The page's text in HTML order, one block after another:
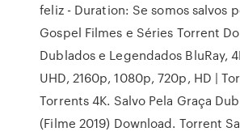
feliz - Duration: Se somos salvos
Gospel Filmes e Séries Torrent
Dublados e Legendados BluRay,
UHD, 2160p, 1080p, 720p, HD |
Torrents 4K. Salvo Pela Graça
(Filme 2019) Download. Torrent